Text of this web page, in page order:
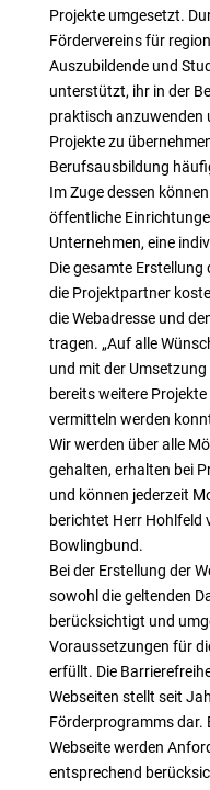
Projekte umgesetzt.
Fördervereins für
Auszubildende und
unterstützt, ihr in der
praktisch anzuwenden
Projekte zu
Berufsausbildung
Im Zuge dessen
öffentliche
Unternehmen, eine
Die gesamte
die Projektpartner
die Webadresse und
tragen. „Auf alle
und mit der
bereits weitere
vermitteln werden
Wir werden über alle
gehalten, erhalten bei
und können jederzeit
berichtet Herr Hohlfeld
Bowlingbund.
Bei der Erstellung der
sowohl die geltenden
berücksichtigt und
Voraussetzungen für
erfüllt. Die
Webseiten stellt seit
Förderprogramms dar.
Webseite werden
entsprechend